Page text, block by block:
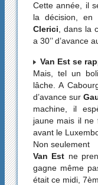
Cette année, il
la décision, en
Clerici, dans la
a 30’’ d’avance
Van Est se
Mais, tel un
lâche. A
d’avance sur
machine, il
jaune mais il ne
avant le
Non seulement
Van Est ne
gagne même
était ce midi,